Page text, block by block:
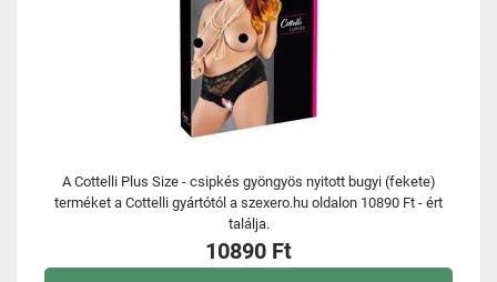
A Cottelli Plus Size - csipkés gyöngyös nyitott bugyi (fekete)
terméket a Cottelli gyártótól a szexero.hu oldalon 10890 Ft - ért
találja.
10890 Ft